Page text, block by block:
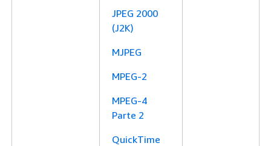
JPEG 2000
(J2K)
MJPEG
MPEG-2
MPEG-4
Parte 2
QuickTime